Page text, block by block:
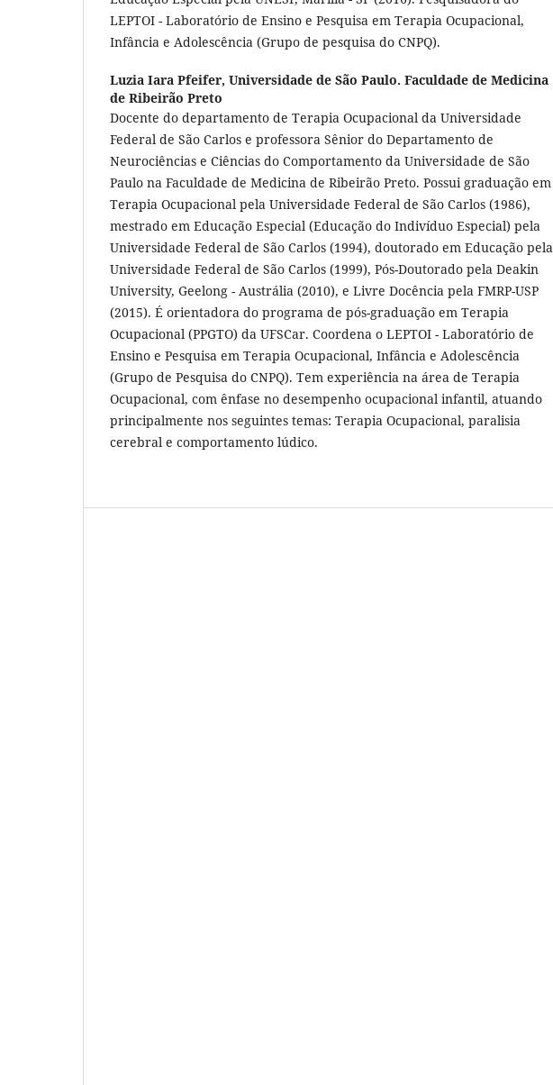
LEPTOI - Laboratório de Ensino e Pesquisa em Terapia Ocupacional,
Infância e Adolescência (Grupo de pesquisa do CNPQ).
Luzia Iara Pfeifer, Universidade de São Paulo. Faculdade de Medicina
de Ribeirão Preto
Docente do departamento de Terapia Ocupacional da Universidade
Federal de São Carlos e professora Sênior do Departamento de
Neurociências e Ciências do Comportamento da Universidade de São
Paulo na Faculdade de Medicina de Ribeirão Preto. Possui graduação em
Terapia Ocupacional pela Universidade Federal de São Carlos (1986),
mestrado em Educação Especial (Educação do Indivíduo Especial) pela
Universidade Federal de São Carlos (1994), doutorado em Educação pela
Universidade Federal de São Carlos (1999), Pós-Doutorado pela Deakin
University, Geelong - Austrália (2010), e Livre Docência pela FMRP-USP
(2015). É orientadora do programa de pós-graduação em Terapia
Ocupacional (PPGTO) da UFSCar. Coordena o LEPTOI - Laboratório de
Ensino e Pesquisa em Terapia Ocupacional, Infância e Adolescência
(Grupo de Pesquisa do CNPQ). Tem experiência na área de Terapia
Ocupacional, com ênfase no desempenho ocupacional infantil, atuando
principalmente nos seguintes temas: Terapia Ocupacional, paralisia
cerebral e comportamento lúdico.